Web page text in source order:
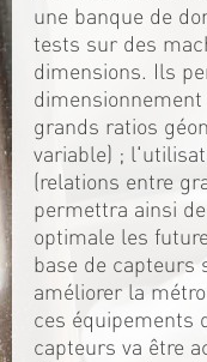
une banque de
tests sur des
dimensions. Ils
grands ratios
variable) ;
(relations entre
permettra ainsi
optimale les
base de capteurs
améliorer la
ces équipements
capteurs va être